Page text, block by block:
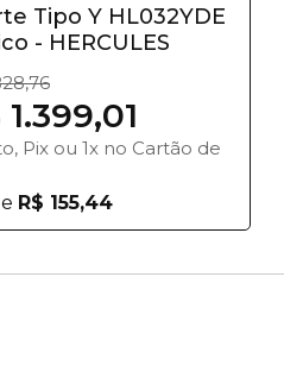
Tipo Y HL032YDE
- HERCULES
1.399,01
Pix ou 1x no Cartão de
R$ 155,44